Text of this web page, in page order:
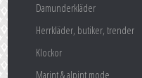
Damunderkläder
Herrkläder, butiker, trender
Klockor
Marint & alpint mode